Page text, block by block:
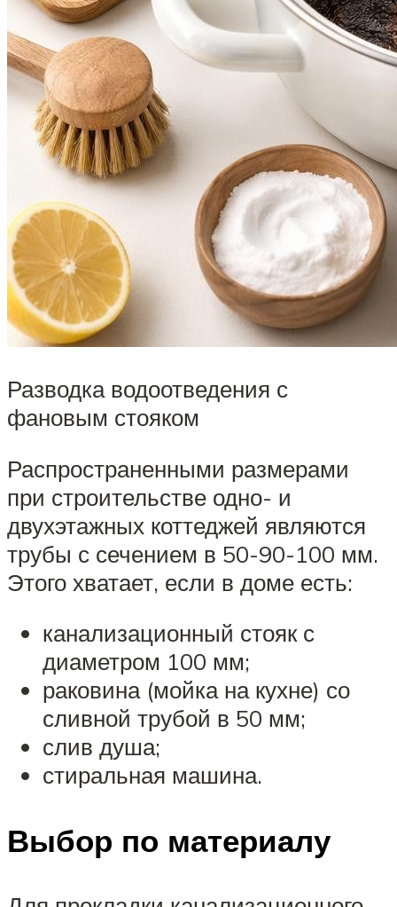
Разводка водоотведения с
фановым стояком
Распространенными размерами
при строительстве одно- и
двухэтажных коттеджей являются
трубы с сечением в 50-90-100 мм.
Этого хватает, если в доме есть:
канализационный стояк с
диаметром 100 мм;
раковина (мойка на кухне) со
сливной трубой в 50 мм;
слив душа;
стиральная машина.
Выбор по материалу